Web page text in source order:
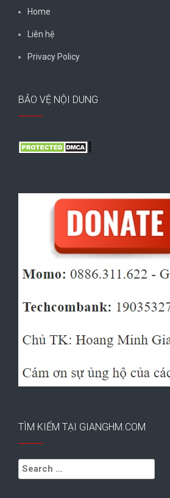
Home
Liên hệ
Privacy Policy
BẢO VỆ NỘI DUNG
TÌM KIẾM TẠI GIANGHM.COM
Search
for: